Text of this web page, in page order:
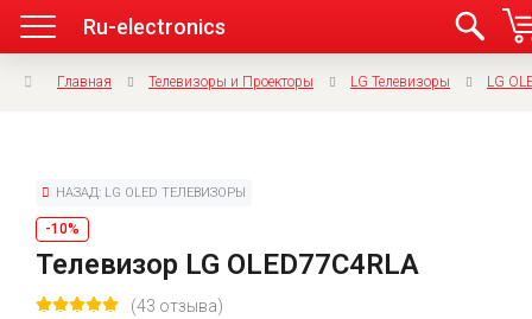
Ru-electronics
Главная Телевизоры и Проекторы LG Телевизоры LG
НАЗАД: LG OLED ТЕЛЕВИЗОРЫ
-10%
Телевизор LG OLED77C4RLA
(43 отзыва)